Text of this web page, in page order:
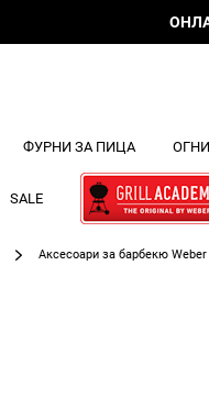
ФУРНИ ЗА ПИЦА
SALE
Аксесоари за барбекю Weber